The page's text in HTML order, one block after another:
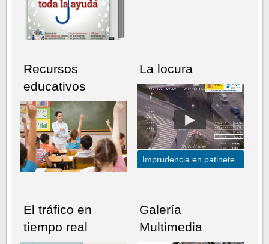
Recursos
educativos
La locura
Imprudencia en patinete
El tráfico en
tiempo real
Galería
Multimedia